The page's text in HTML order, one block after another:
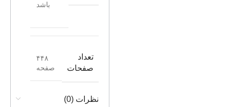
باشد
تعداد
صفحات
۴۴۸
صفحه
نظرات (0)